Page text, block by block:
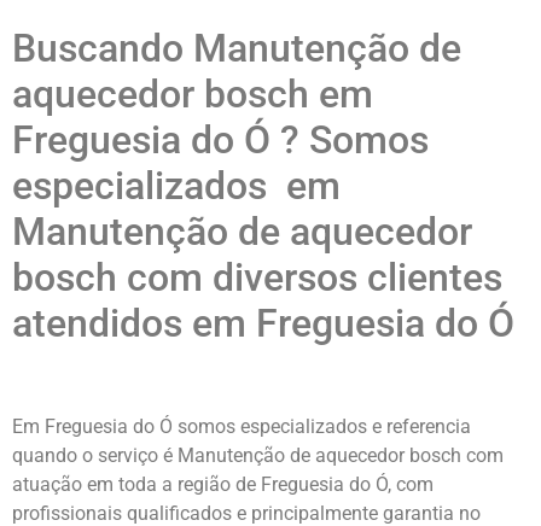
Buscando Manutenção de
aquecedor bosch em
Freguesia do Ó ? Somos
especializados em
Manutenção de aquecedor
bosch com diversos clientes
atendidos em Freguesia do Ó
Em Freguesia do Ó somos especializados e referencia
quando o serviço é Manutenção de aquecedor bosch com
atuação em toda a região de Freguesia do Ó, com
profissionais qualificados e principalmente garantia no